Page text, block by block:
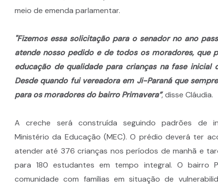
meio de emenda parlamentar.
"Fizemos essa solicitação para o senador no ano
atende nosso pedido e de todos os moradores, que
educação de qualidade para crianças na fase inicial
Desde quando fui vereadora em Ji-Paraná que
para os moradores do bairro Primavera”, disse Cláudia.
A creche será construída seguindo padrões de
Ministério da Educação (MEC). O prédio deverá ter
atender até 376 crianças nos períodos de manhã e
para 180 estudantes em tempo integral. O bairro
comunidade com famílias em situação de